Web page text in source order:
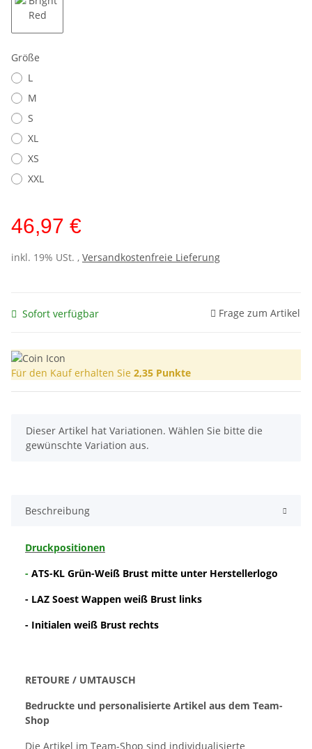
Größe
L
M
S
XL
XS
XXL
46,97 €
inkl. 19% USt. , Versandkostenfreie Lieferung
Sofort verfügbar Frage zum Artikel
Für den Kauf erhalten Sie 2,35 Punkte
x
Dieser Artikel hat Variationen. Wählen Sie bitte die
gewünschte Variation aus.
Beschreibung
Druckpositionen
- ATS-KL Grün-Weiß Brust mitte unter Herstellerlogo
- LAZ Soest Wappen weiß Brust links
- Initialen weiß Brust rechts
RETOURE / UMTAUSCH
Bedruckte und personalisierte Artikel aus dem Team-
Shop
Die Artikel im Team-Shop sind individualisierte